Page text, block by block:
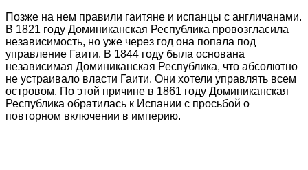
Позже на нем правили гаитяне и испанцы с англичанами.
В 1821 году Доминиканская Республика провозгласила
независимость, но уже через год она попала под
управление Гаити. В 1844 году была основана
независимая Доминиканская Республика, что абсолютно
не устраивало власти Гаити. Они хотели управлять всем
островом. По этой причине в 1861 году Доминиканская
Республика обратилась к Испании с просьбой о
повторном включении в империю.